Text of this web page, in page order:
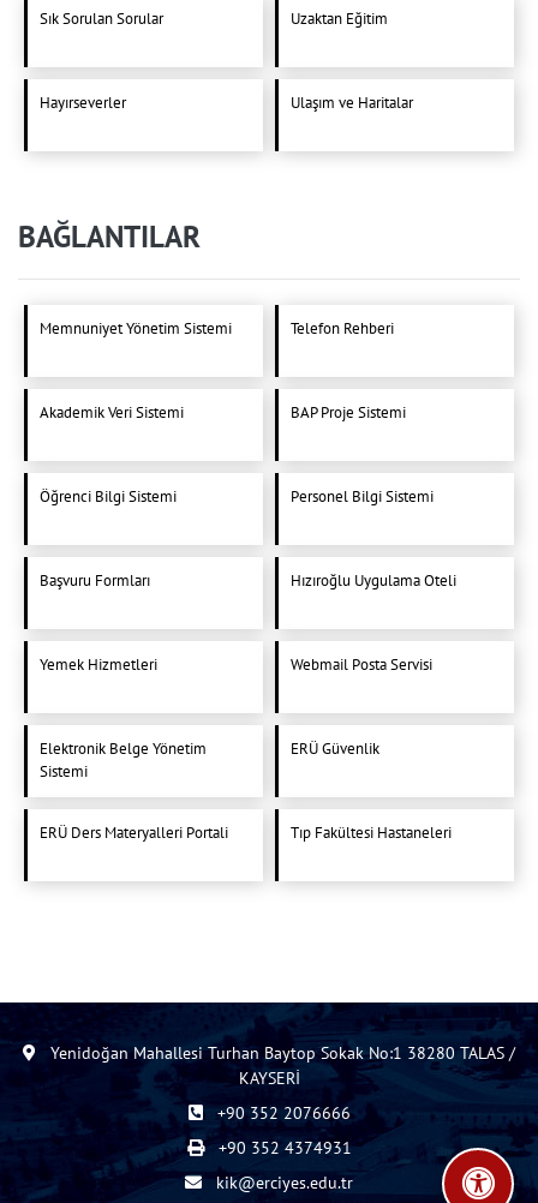
Sık Sorulan Sorular Uzaktan Eğitim
Hayırseverler Ulaşım ve Haritalar
BAĞLANTILAR
Memnuniyet Yönetim Sistemi Telefon Rehberi
Akademik Veri Sistemi BAP Proje Sistemi
Öğrenci Bilgi Sistemi Personel Bilgi Sistemi
Başvuru Formları Hızıroğlu Uygulama Oteli
Yemek Hizmetleri Webmail Posta Servisi
Elektronik Belge Yönetim
Sistemi
ERÜ Güvenlik
ERÜ Ders Materyalleri Portali Tıp Fakültesi Hastaneleri
Yenidoğan Mahallesi Turhan Baytop Sokak No:1 38280 TALAS /
KAYSERİ
+90 352 2076666
+90 352 4374931
kik@erciyes.edu.tr